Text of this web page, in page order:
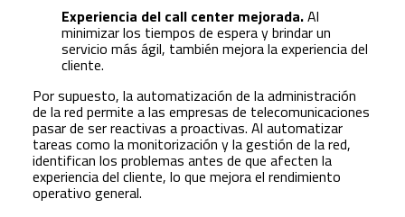
Experiencia del call center mejorada.Al
minimizar los tiempos de espera y brindar un
servicio más ágil, también mejora la experiencia del
cliente.
Por supuesto, la automatización de la administración
de la red permite a las empresas de telecomunicaciones
pasar de ser reactivas a proactivas. Al automatizar
tareas como la monitorización y la gestión de la red,
identifican los problemas antes de que afecten la
experiencia del cliente, lo que mejora el rendimiento
operativo general.